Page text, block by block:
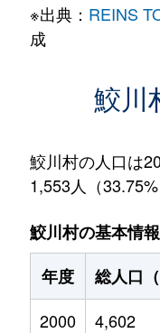
※出典： REINS
成
鮫川
鮫川村の人口は
1,553人（
鮫川村の基本情
年度
総人口（
2000
4,602